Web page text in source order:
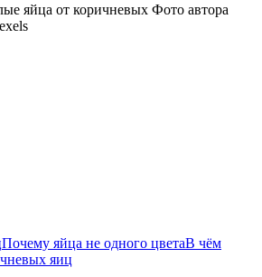
Фото автора
Почему яйца не одного цветаВ чём
яиц